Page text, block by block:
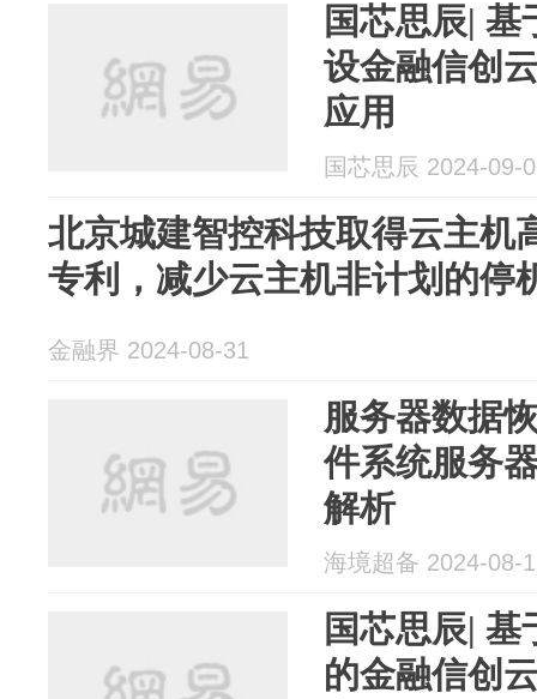
国芯思辰| 基
设金融信创
应用
国芯思辰 2024-09-
北京城建智控科技取得云主机
专利，减少云主机非计划的停
金融界 2024-08-31
服务器数据
件系统服务
解析
海境超备 2024-08-
国芯思辰| 基
的金融信创